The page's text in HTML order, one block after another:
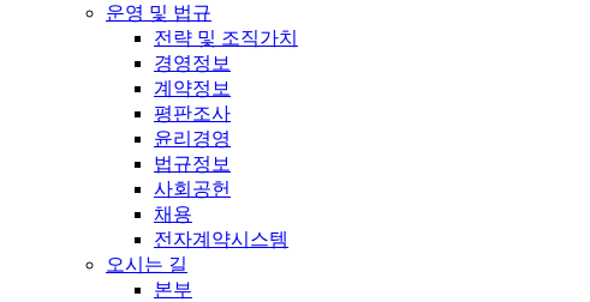
운영 및 법규
전략 및 조직가치
경영정보
계약정보
평판조사
윤리경영
법규정보
사회공헌
채용
전자계약시스템
오시는 길
본부